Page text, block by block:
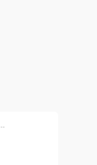
春夏用 ボトムス パンツ ウエストゴム 春夏 夏 通勤 ロングパンツ おしゃれ オフィス ストレッチ 体型カバー 洗える 大きいサイズ